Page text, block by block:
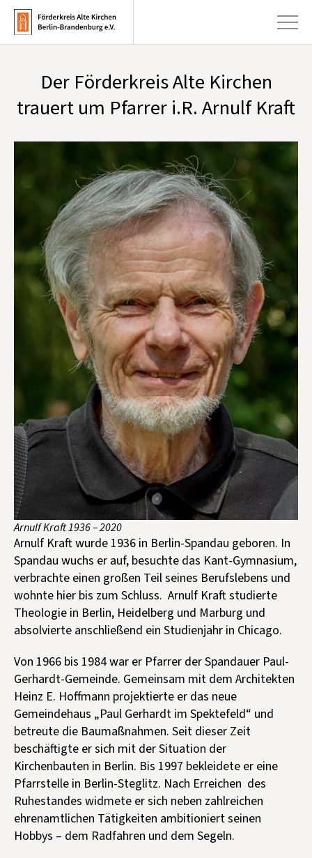
Infobrief abonnieren
Kontakt aufnehmen
Mitglied werden
Aktuelles +
+
Kunst & Kultur +
Förderung & Spenden +
Über uns +
Der Förderkreis Alte Kirchen
trauert um Pfarrer i.R. Arnulf Kraft
Arnulf Kraft 1936 – 2020
Arnulf Kraft wurde 1936 in Berlin-Spandau geboren. In
Spandau wuchs er auf, besuchte das Kant-Gymnasium,
verbrachte einen großen Teil seines Berufslebens und
wohnte hier bis zum Schluss. Arnulf Kraft studierte
Theologie in Berlin, Heidelberg und Marburg und
absolvierte anschließend ein Studienjahr in Chicago.
Von 1966 bis 1984 war er Pfarrer der Spandauer Paul-
Gerhardt-Gemeinde. Gemeinsam mit dem Architekten
Heinz E. Hoffmann projektierte er das neue
Gemeindehaus „Paul Gerhardt im Spektefeld“ und
betreute die Baumaßnahmen. Seit dieser Zeit
beschäftigte er sich mit der Situation der
Kirchenbauten in Berlin. Bis 1997 bekleidete er eine
Pfarrstelle in Berlin-Steglitz. Nach Erreichen des
Ruhestandes widmete er sich neben zahlreichen
ehrenamtlichen Tätigkeiten ambitioniert seinen
Hobbys – dem Radfahren und dem Segeln.